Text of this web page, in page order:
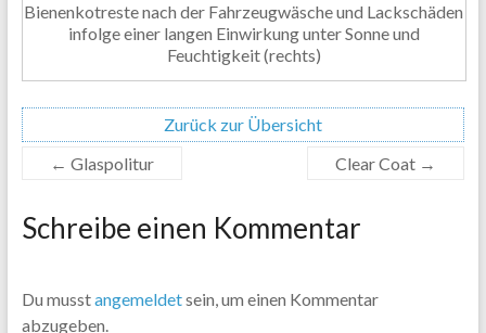
Bienenkotreste nach der Fahrzeugwäsche und Lackschäden
infolge einer langen Einwirkung unter Sonne und
Feuchtigkeit (rechts)
Zurück zur Übersicht
← Glaspolitur Clear Coat →
Schreibe einen Kommentar
Du musstangemeldetsein, um einen Kommentar
abzugeben.